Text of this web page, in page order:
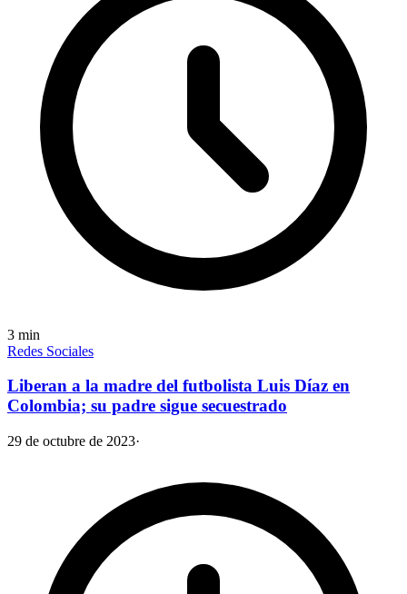
3 min
Redes Sociales
Liberan a la madre del futbolista Luis Díaz en
Colombia; su padre sigue secuestrado
29 de octubre de 2023·